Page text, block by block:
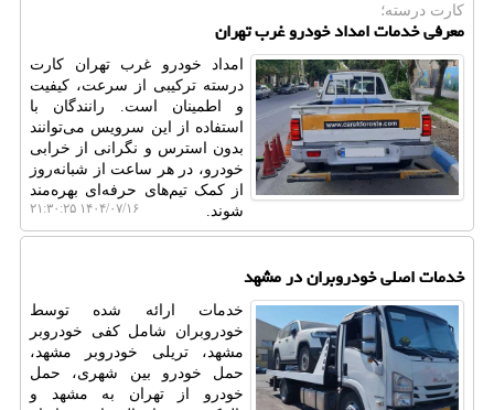
کارت درسته؛
معرفی خدمات امداد خودرو غرب تهران
امداد خودرو غرب تهران کارت
درسته ترکیبی از سرعت، کیفیت
و اطمینان است. رانندگان با
استفاده از این سرویس می‌توانند
بدون استرس و نگرانی از خرابی
خودرو، در هر ساعت از شبانه‌روز
از کمک تیم‌های حرفه‌ای بهره‌مند
شوند.
۱۴۰۴/۰۷/۱۶ ۲۱:۳۰:۲۵
خدمات اصلی خودروبران در مشهد
خدمات ارائه شده توسط
خودروبران شامل کفی خودروبر
مشهد، تریلی خودروبر مشهد،
حمل خودرو بین شهری، حمل
خودرو از تهران به مشهد و